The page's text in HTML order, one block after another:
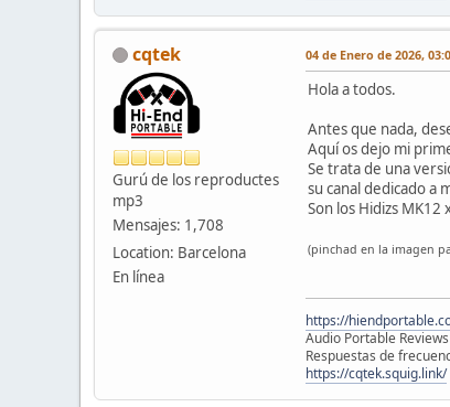
cqtek
Gurú de los reproductes
mp3
Mensajes: 1,708
Location: Barcelona
En línea
04 de Enero de 2026,
Hola a todos.
Antes que nada,
Aquí os dejo mi
Se trata de una
su canal dedicado a
Son los Hidizs MK12
(pinchad en la imagen
https://
Audio Portable Reviews
Respuestas de
https://cqtek.squig.link/